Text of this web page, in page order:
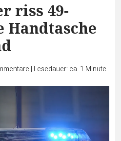
riss 49-
Handtasche
| Lesedauer: ca. 1 Minute